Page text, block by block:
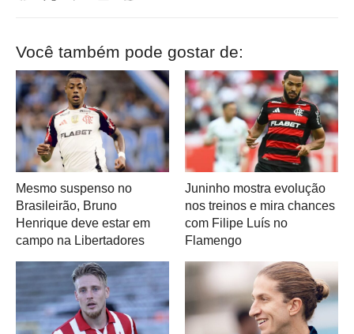
Você também pode gostar de:
Mesmo suspenso no
Brasileirão, Bruno
Henrique deve estar em
campo na Libertadores
Juninho mostra evolução
nos treinos e mira chances
com Filipe Luís no
Flamengo